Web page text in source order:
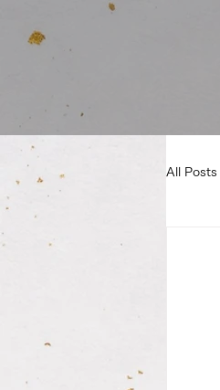
All Posts